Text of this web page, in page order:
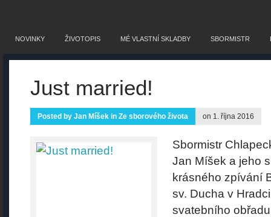
NOVINKY ŽIVOTOPIS MÉ VLASTNÍ SKLADBY SBORMISTR
Just married!
Posted by Jan Míšek in Ze sborového života on 1. října 2016
Sbormistr
Jan Míšek a jeho
krásného zpívání
sv. Ducha v
svatebního